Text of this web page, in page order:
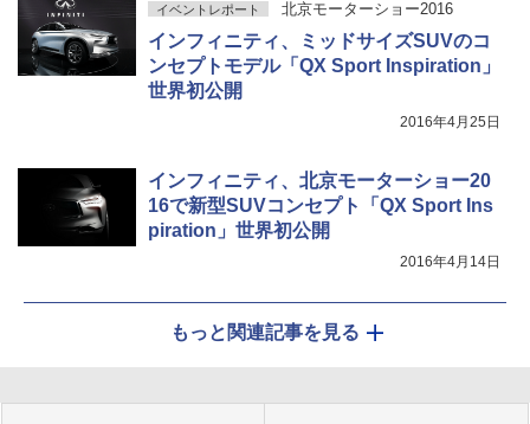
イベントレポート 北京モーターショー2016
インフィニティ、ミッドサイズSUVのコ
ンセプトモデル「QX Sport Inspiration」
世界初公開
2016年4月25日
インフィニティ、北京モーターショー20
16で新型SUVコンセプト「QX Sport Ins
piration」世界初公開
2016年4月14日
もっと関連記事を見る